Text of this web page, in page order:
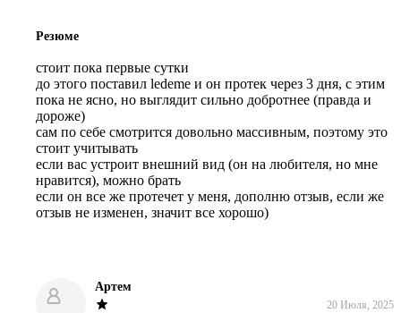
Резюме
стоит пока первые сутки
до этого поставил ledeme и он протек через 3 дня, с этим
пока не ясно, но выглядит сильно добротнее (правда и
дороже)
сам по себе смотрится довольно массивным, поэтому это
стоит учитывать
если вас устроит внешний вид (он на любителя, но мне
нравится), можно брать
если он все же протечет у меня, дополню отзыв, если же
отзыв не изменен, значит все хорошо)
Артем
20 Июля, 2025